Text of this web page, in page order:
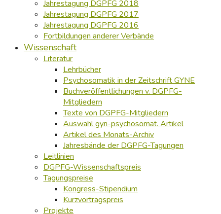
Jahrestagung DGPFG 2018
Jahrestagung DGPFG 2017
Jahrestagung DGPFG 2016
Fortbildungen anderer Verbände
Wissenschaft
Literatur
Lehrbücher
Psychosomatik in der Zeitschrift GYNE
Buchveröffentlichungen v. DGPFG-
Mitgliedern
Texte von DGPFG-Mitgliedern
Auswahl gyn-psychosomat. Artikel
Artikel des Monats-Archiv
Jahresbände der DGPFG-Tagungen
Leitlinien
DGPFG-Wissenschaftspreis
Tagungspreise
Kongress-Stipendium
Kurzvortragspreis
Projekte